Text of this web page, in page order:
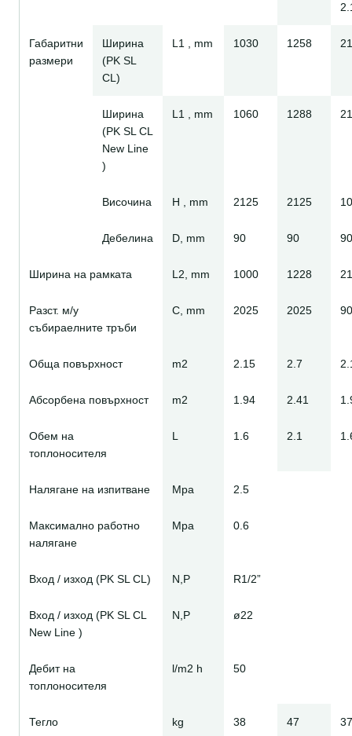
Габаритни
размери
Ширина
(PK SL
CL)
L1 , mm 1030 1258
Ширина
(PK SL CL
New Line
)
L1 , mm 1060 1288
Височина H , mm 2125 2125
Дебелина D, mm 90 90 90
Ширина на рамката L2, mm 1000 1228
Разст. м/у
събираелните тръби
C, mm 2025 2025
Обща повърхност m2 2.15 2.7
Абсорбена повърхност m2 1.94 2.41
Обем на
топлоносителя
L 1.6 2.1
Налягане на изпитване Mpa 2.5
Максимално работно
налягане
Mpa 0.6
Вход / изход (PK SL CL) N,P R1/2”
Вход / изход (PK SL CL
New Line )
N,P ø22
Дебит на
топлоносителя
l/m2 h 50
Тегло kg 38 47 37